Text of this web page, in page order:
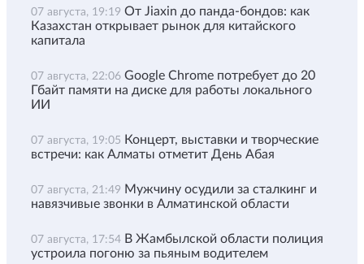
07 августа, 19:19 От Jiaxin до панда-бондов: как
Казахстан открывает рынок для китайского
капитала
07 августа, 22:06 Google Chrome потребует до 20
Гбайт памяти на диске для работы локального
ИИ
07 августа, 19:05 Концерт, выставки и творческие
встречи: как Алматы отметит День Абая
07 августа, 21:49 Мужчину осудили за сталкинг и
навязчивые звонки в Алматинской области
07 августа, 17:54 В Жамбылской области полиция
устроила погоню за пьяным водителем